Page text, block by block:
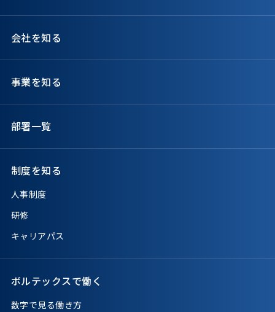
会社を知る
事業を知る
部署一覧
制度を知る
人事制度
研修
キャリアパス
ボルテックスで働く
数字で見る働き方